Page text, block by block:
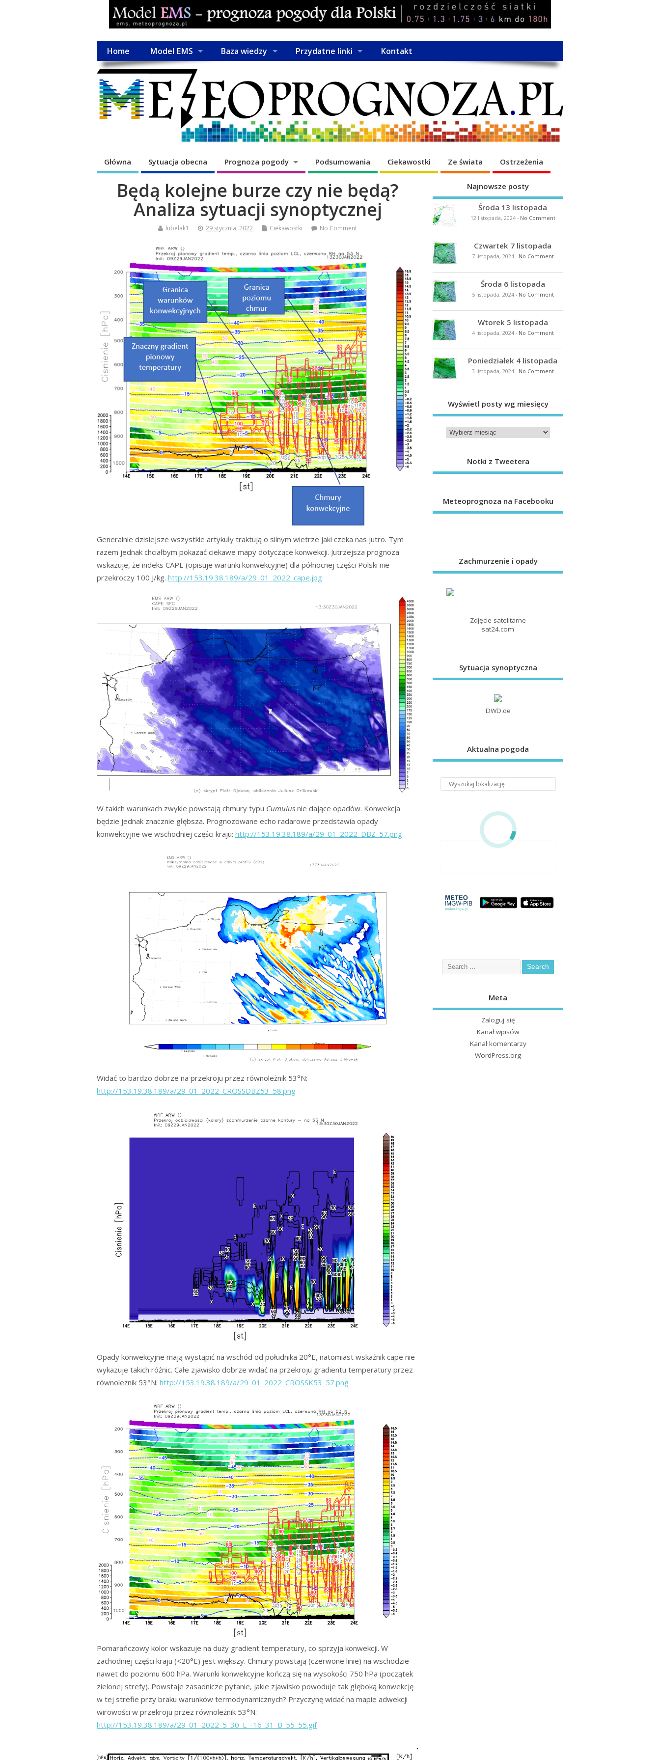
Home Model EMS Baza wiedzy Przydatne linki Kontakt
Główna Sytuacja obecna Prognoza pogody Podsumowania Ciekawostki Ze świata Ostrzeżenia
Będą kolejne burze czy nie będą?
Analiza sytuacji synoptycznej
lubelak1 29 stycznia, 2022 Ciekawostki No Comment
Generalnie dzisiejsze wszystkie artykuły traktują o silnym wietrze jaki czeka nas jutro. Tym
razem jednak chciałbym pokazać ciekawe mapy dotyczące konwekcji. Jutrzejsza prognoza
wskazuje, że indeks CAPE (opisuje warunki konwekcyjne) dla północnej części Polski nie
przekroczy 100 J/kg. http://153.19.38.189/a/29_01_2022_cape.jpg
W takich warunkach zwykle powstają chmury typu Cumulus nie dające opadów. Konwekcja
będzie jednak znacznie głębsza. Prognozowane echo radarowe przedstawia opady
konwekcyjne we wschodniej części kraju: http://153.19.38.189/a/29_01_2022_DBZ_57.png
Widać to bardzo dobrze na przekroju przez równoleżnik 53°N:
http://153.19.38.189/a/29_01_2022_CROSSDBZ53_58.png
Opady konwekcyjne mają wystąpić na wschód od południka 20°E, natomiast wskaźnik cape nie
wykazuje takich różnic. Całe zjawisko dobrze widać na przekroju gradientu temperatury przez
równoleżnik 53°N: http://153.19.38.189/a/29_01_2022_CROSSK53_57.png
Pomarańczowy kolor wskazuje na duży gradient temperatury, co sprzyja konwekcji. W
zachodniej części kraju (<20°E) jest większy. Chmury powstają (czerwone linie) na wschodzie
nawet do poziomu 600 hPa. Warunki konwekcyjne kończą się na wysokości 750 hPa (początek
zielonej strefy). Powstaje zasadnicze pytanie, jakie zjawisko powoduje tak głęboką konwekcję
w tej strefie przy braku warunków termodynamicznych? Przyczynę widać na mapie adwekcji
wirowości w przekroju przez równoleżnik 53°N:
http://153.19.38.189/a/29_01_2022_5_30_L_-16_31_B_55_55.gif
Najnowsze posty
Środa 13 listopada
12 listopada, 2024- No Comment
Czwartek 7 listopada
7 listopada, 2024- No Comment
Środa 6 listopada
5 listopada, 2024- No Comment
Wtorek 5 listopada
4 listopada, 2024- No Comment
Poniedziałek 4 listopada
3 listopada, 2024- No Comment
Wyświetl posty wg miesięcy
Notki z Tweetera
Meteoprognoza na Facebooku
Zachmurzenie i opady
Zdjęcie satelitarne
sat24.com
Sytuacja synoptyczna
DWD.de
Aktualna pogoda
Meta
Zaloguj się
Kanał wpisów
Kanał komentarzy
WordPress.org